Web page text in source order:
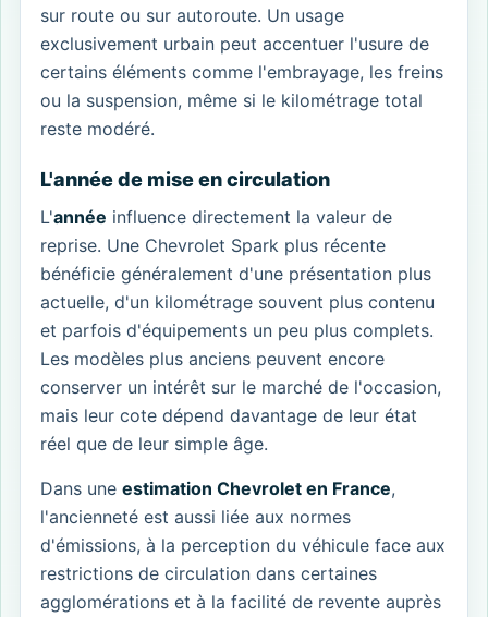
sur route ou sur autoroute. Un usage
exclusivement urbain peut accentuer l'usure de
certains éléments comme l'embrayage, les freins
ou la suspension, même si le kilométrage total
reste modéré.
L'année de mise en circulation
L'année influence directement la valeur de
reprise. Une Chevrolet Spark plus récente
bénéficie généralement d'une présentation plus
actuelle, d'un kilométrage souvent plus contenu
et parfois d'équipements un peu plus complets.
Les modèles plus anciens peuvent encore
conserver un intérêt sur le marché de l'occasion,
mais leur cote dépend davantage de leur état
réel que de leur simple âge.
Dans une estimation Chevrolet en France,
l'ancienneté est aussi liée aux normes
d'émissions, à la perception du véhicule face aux
restrictions de circulation dans certaines
agglomérations et à la facilité de revente auprès